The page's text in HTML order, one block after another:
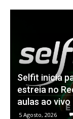
Selfit inicia
estreia no
aulas ao vivo
5 Agosto, 2026